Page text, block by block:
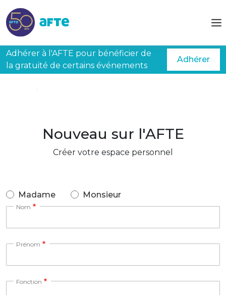
Adhérer à l'AFTE pour bénéficier de
la gratuité de certains événements
Adhérer
Nouveau sur l'AFTE
Créer votre espace personnel
Madame Monsieur
Nom
Prénom
Fonction